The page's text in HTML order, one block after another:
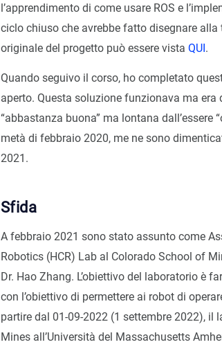
l’apprendimento di come usare ROS e
ciclo chiuso che avrebbe fatto disegnare
originale del progetto può essere vista QUI.
Quando seguivo il corso, ho completato
aperto. Questa soluzione funzionava ma era
“abbastanza buona” ma lontana
metà di febbraio 2020, me ne sono
2021.
Sfida
A febbraio 2021 sono stato assunto come
Robotics (HCR) Lab al Colorado School of
Dr. Hao Zhang. L’obiettivo del laboratorio è
con l’obiettivo di permettere ai robot di
partire dal 01-09-2022 (1 settembre 2022),
Mines all’Università del Massachusetts